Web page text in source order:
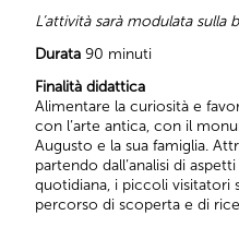
L’attività sarà modulata sulla
Durata90 minuti
Finalità didattica
Alimentare la curiosità e
con l’arte antica, con il
Augusto e la sua famiglia.
partendo dall’analisi di
quotidiana, i piccoli visitatori
percorso di scoperta e di